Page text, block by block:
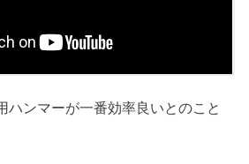
ハンマーが一番効率良いとのこと